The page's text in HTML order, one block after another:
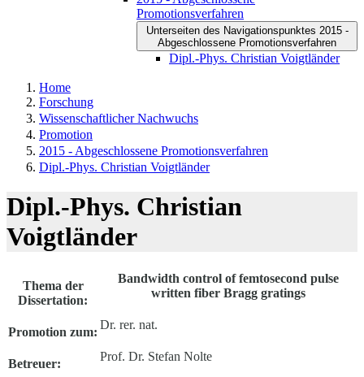
Promotionsverfahren
Unterseiten des Navigationspunktes 2015 -
Abgeschlossene Promotionsverfahren
Dipl.-Phys. Christian Voigtländer
Home
Forschung
Wissenschaftlicher Nachwuchs
Promotion
2015 - Abgeschlossene Promotionsverfahren
Dipl.-Phys. Christian Voigtländer
Dipl.-Phys. Christian
Voigtländer
Thema der
Dissertation:
Bandwidth control of femtosecond pulse
written fiber Bragg gratings
Promotion zum:
Dr. rer. nat.
Betreuer:
Prof. Dr. Stefan Nolte